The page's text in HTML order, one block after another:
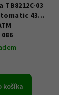
TB8212C-03
43mm
košíka